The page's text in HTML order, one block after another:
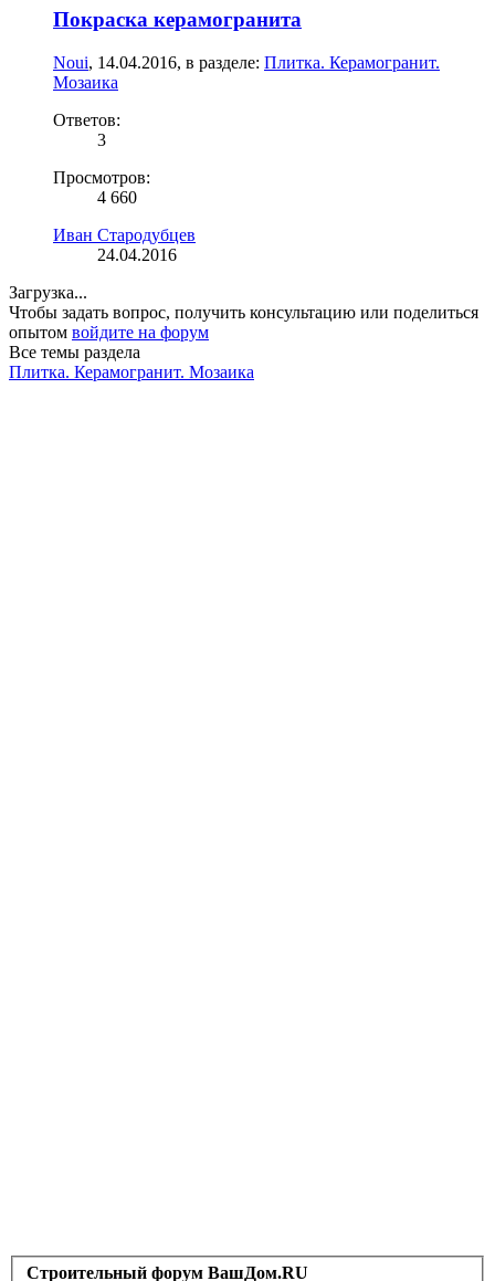
Покраска керамогранита
Noui, 14.04.2016, в разделе: Плитка. Керамогранит.
Мозаика
Ответов:
3
Просмотров:
4 660
Иван Стародубцев
24.04.2016
Загрузка...
Чтобы задать вопрос, получить консультацию или поделиться
опытом войдите на форум
Все темы раздела
Плитка. Керамогранит. Мозаика
Строительный форум ВашДом.RU